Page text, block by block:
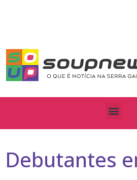
Debutantes